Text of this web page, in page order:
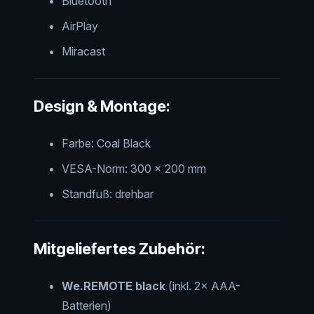
AirPlay
Miracast
Design & Montage:
Farbe: Coal Black
VESA-Norm: 300 × 200 mm
Standfuß: drehbar
Mitgeliefertes Zubehör:
We.REMOTE black (inkl. 2× AAA-
Batterien)